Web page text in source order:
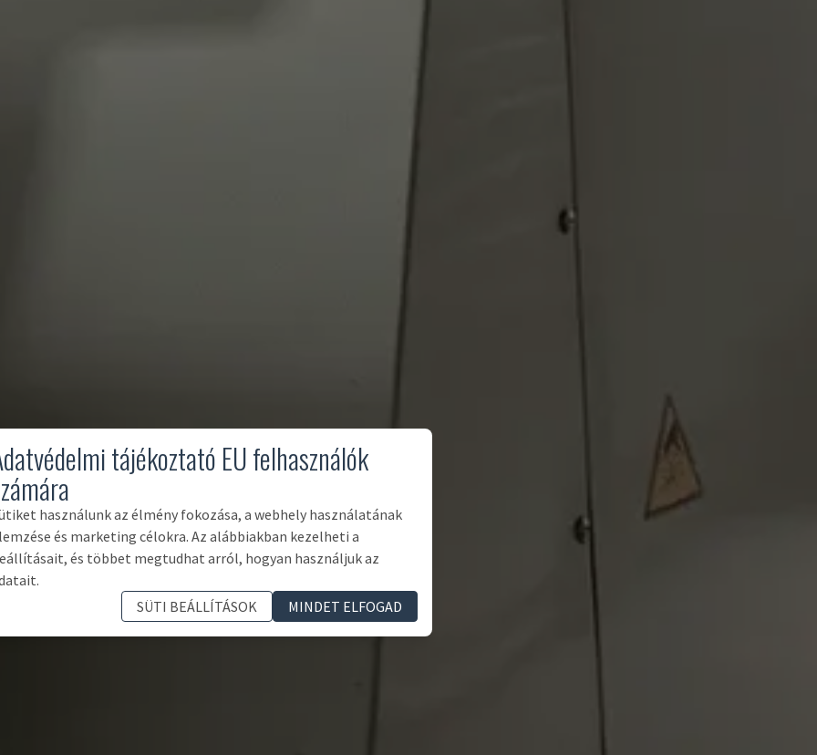
tájékoztató EU felhasználók
használunk az élmény fokozása, a webhely használatának
és marketing célokra. Az alábbiakban kezelheti a
és többet megtudhat arról, hogyan használjuk az
SÜTI BEÁLLÍTÁSOK
MINDET ELFOGAD